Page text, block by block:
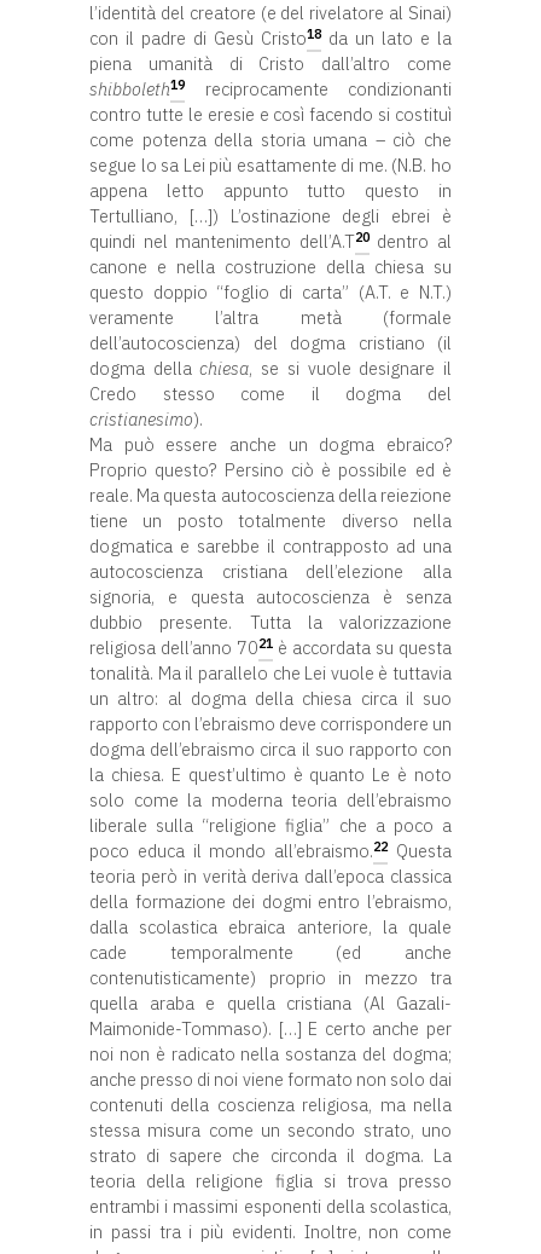
l’identità del creatore (e del rivelatore al Sinai)
con il padre di Gesù Cristo18 da un lato e la
piena umanità di Cristo dall’altro come
shibboleth19
reciprocamente condizionanti
contro tutte le eresie e così facendo si costituì
come potenza della storia umana – ciò che
segue lo sa Lei più esattamente di me. (N.B. ho
appena letto appunto tutto questo in
Tertulliano, […]) L’ostinazione degli ebrei è
quindi nel mantenimento dell’A.T20dentro al
canone e nella costruzione della chiesa su
questo doppio “foglio di carta” (A.T. e N.T.)
veramente l’altra metà (formale
dell’autocoscienza) del dogma cristiano (il
dogma dellachiesa, se si vuole designare il
Credo stesso come il dogma del
cristianesimo).
Ma può essere anche un dogma ebraico?
Proprio questo? Persino ciò è possibile ed è
reale. Ma questa autocoscienza della reiezione
tiene un posto totalmente diverso nella
dogmatica e sarebbe il contrapposto ad una
autocoscienza cristiana dell’elezione alla
signoria, e questa autocoscienza è senza
dubbio presente. Tutta la valorizzazione
religiosa dell’anno 7021 è accordata su questa
tonalità. Ma il parallelo che Lei vuole è tuttavia
un altro: al dogma della chiesa circa il suo
rapporto con l’ebraismo deve corrispondere un
dogma dell’ebraismo circa il suo rapporto con
la chiesa. E quest’ultimo è quanto Le è noto
solo come la moderna teoria dell’ebraismo
liberale sulla “religione figlia” che a poco a
poco educa il mondo all’ebraismo.22Questa
teoria però in verità deriva dall’epoca classica
della formazione dei dogmi entro l’ebraismo,
dalla scolastica ebraica anteriore, la quale
cade temporalmente (ed anche
contenutisticamente) proprio in mezzo tra
quella araba e quella cristiana (Al Gazali-
Maimonide-Tommaso). […] E certo anche per
noi non è radicato nella sostanza del dogma;
anche presso di noi viene formato non solo dai
contenuti della coscienza religiosa, ma nella
stessa misura come un secondo strato, uno
strato di sapere che circonda il dogma. La
teoria della religione figlia si trova presso
entrambi i massimi esponenti della scolastica,
in passi tra i più evidenti. Inoltre, non come